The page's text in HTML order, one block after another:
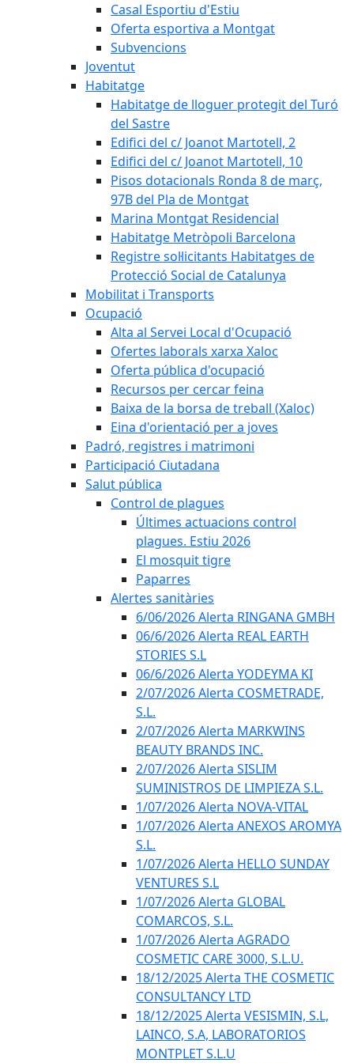
Casal Esportiu d'Estiu
Oferta esportiva a Montgat
Subvencions
Joventut
Habitatge
Habitatge de lloguer protegit del Turó
del Sastre
Edifici del c/ Joanot Martotell, 2
Edifici del c/ Joanot Martotell, 10
Pisos dotacionals Ronda 8 de març,
97B del Pla de Montgat
Marina Montgat Residencial
Habitatge Metròpoli Barcelona
Registre sol·licitants Habitatges de
Protecció Social de Catalunya
Mobilitat i Transports
Ocupació
Alta al Servei Local d'Ocupació
Ofertes laborals xarxa Xaloc
Oferta pública d'ocupació
Recursos per cercar feina
Baixa de la borsa de treball (Xaloc)
Eina d'orientació per a joves
Padró, registres i matrimoni
Participació Ciutadana
Salut pública
Control de plagues
Últimes actuacions control
plagues. Estiu 2026
El mosquit tigre
Paparres
Alertes sanitàries
6/06/2026 Alerta RINGANA GMBH
06/6/2026 Alerta REAL EARTH
STORIES S.L
06/6/2026 Alerta YODEYMA KI
2/07/2026 Alerta COSMETRADE,
S.L.
2/07/2026 Alerta MARKWINS
BEAUTY BRANDS INC.
2/07/2026 Alerta SISLIM
SUMINISTROS DE LIMPIEZA S.L.
1/07/2026 Alerta NOVA-VITAL
1/07/2026 Alerta ANEXOS AROMYA
S.L.
1/07/2026 Alerta HELLO SUNDAY
VENTURES S.L
1/07/2026 Alerta GLOBAL
COMARCOS, S.L.
1/07/2026 Alerta AGRADO
COSMETIC CARE 3000, S.L.U.
18/12/2025 Alerta THE COSMETIC
CONSULTANCY LTD
18/12/2025 Alerta VESISMIN, S.L,
LAINCO, S.A, LABORATORIOS
MONTPLET S.L.U